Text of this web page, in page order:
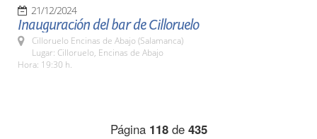
21/12/2024
Inauguración del bar de Cilloruelo
Cilloruelo Encinas de Abajo (Salamanca)
Lugar: Cilloruelo, Encinas de Abajo
Hora: 19:30 h.
Página 118de 435